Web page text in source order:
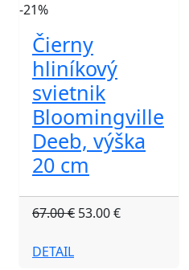
-21%
Čierny
hliníkový
svietnik
Bloomingville
Deeb, výška
20 cm
67.00 € 53.00 €
DETAIL